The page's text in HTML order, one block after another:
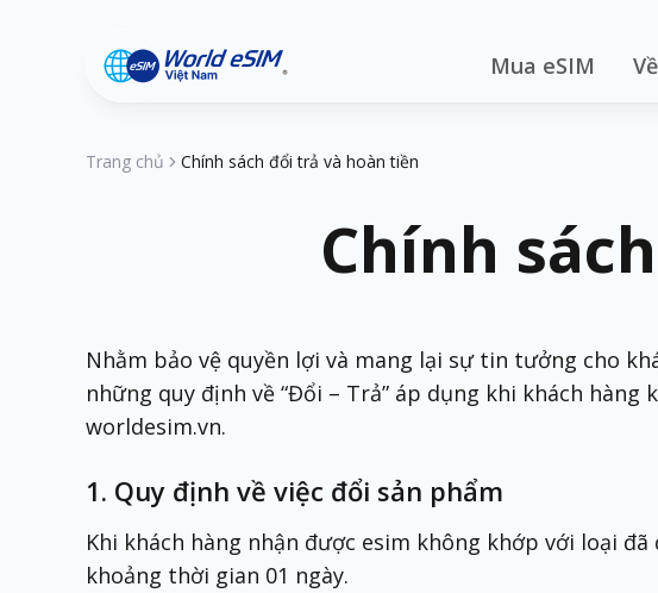
Mua eSIM
Trang chủ Chính sách đổi trả và hoàn tiền
Chính
Nhằm bảo vệ quyền lợi và mang lại sự tin tưởng cho
những quy định về “Đổi – Trả” áp dụng khi khách
worldesim.vn.
1. Quy định về việc đổi sản phẩm
Khi khách hàng nhận được esim không khớp với loại
khoảng thời gian 01 ngày.